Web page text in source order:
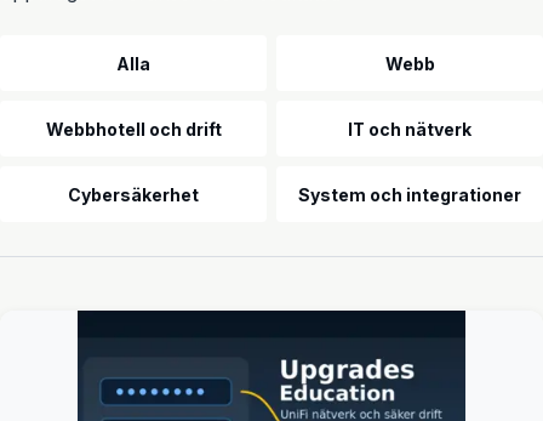
Alla Webb
Webbhotell och drift IT och nätverk
Cybersäkerhet System och integrationer